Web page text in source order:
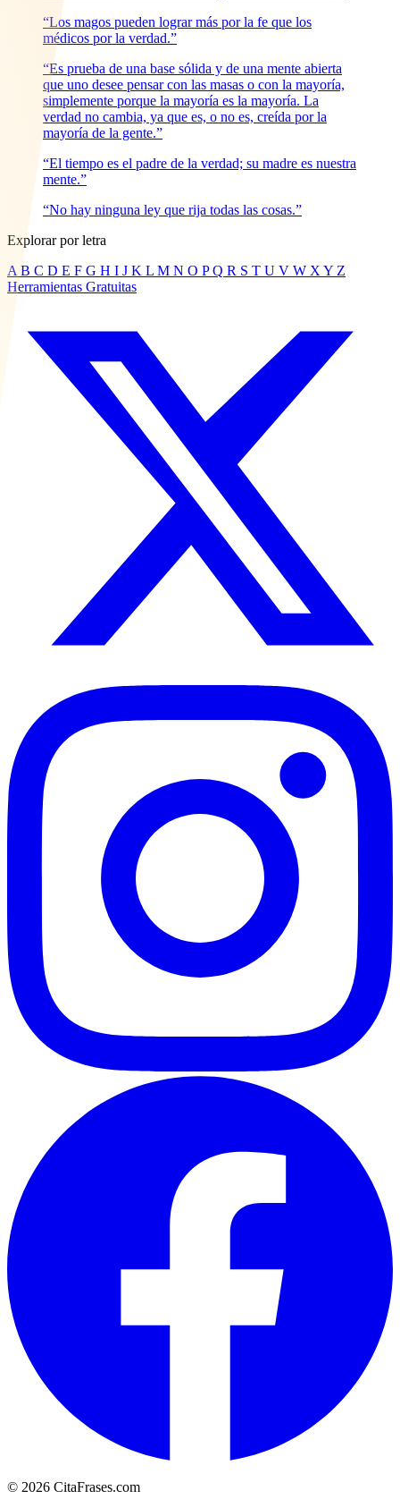
“Los magos pueden lograr más por la fe que los
médicos por la verdad.”
“Es prueba de una base sólida y de una mente abierta
que uno desee pensar con las masas o con la mayoría,
simplemente porque la mayoría es la mayoría. La
verdad no cambia, ya que es, o no es, creída por la
mayoría de la gente.”
“El tiempo es el padre de la verdad; su madre es nuestra
mente.”
“No hay ninguna ley que rija todas las cosas.”
Explorar por letra
A B C D E F G H I J K L M N O P Q R S T U V W X Y Z
Herramientas Gratuitas
© 2026 CitaFrases.com